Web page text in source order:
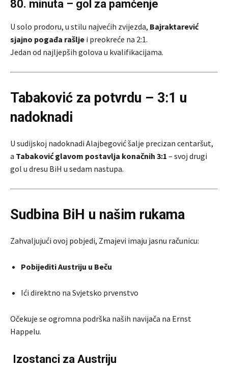
80. minuta – gol za pamćenje
U solo prodoru, u stilu najvećih zvijezda, Bajraktarević
sjajno pogađa rašlje i preokreće na 2:1.
Jedan od najljepših golova u kvalifikacijama.
Tabaković za potvrdu – 3:1 u
nadoknadi
U sudijskoj nadoknadi Alajbegović šalje precizan centaršut,
a Tabaković glavom postavlja konačnih 3:1 – svoj drugi
gol u dresu BiH u sedam nastupa.
Sudbina BiH u našim rukama
Zahvaljujući ovoj pobjedi, Zmajevi imaju jasnu računicu:
Pobijediti Austriju u Beču
Ići direktno na Svjetsko prvenstvo
Očekuje se ogromna podrška naših navijača na Ernst
Happelu.
Izostanci za Austriju